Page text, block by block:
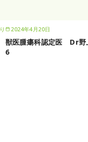
2024年4月20日
獣医腫瘍科認定医 Dr野
6